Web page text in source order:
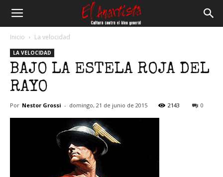
Anartista
Inicio La velocidad
LA VELOCIDAD
BAJO LA ESTELA ROJA DEL
RAYO
Por Nestor Grossi - domingo, 21 de junio de 2015 2143 0